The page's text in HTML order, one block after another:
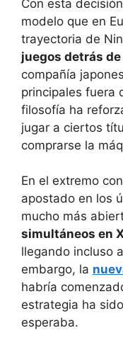
Con esta
modelo que en
trayectoria de
juegos detrás
compañía
principales fuera
filosofía ha
jugar a ciertos
comprarse la
En el extremo
apostado en los
mucho más
simultáneos en
llegando incluso
embargo, la
habría
estrategia ha
esperaba.